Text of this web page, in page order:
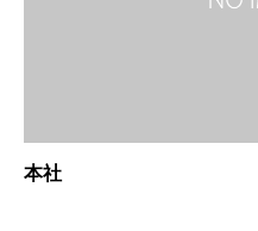
本社